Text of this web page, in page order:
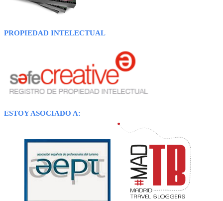
PROPIEDAD INTELECTUAL
ESTOY ASOCIADO A: